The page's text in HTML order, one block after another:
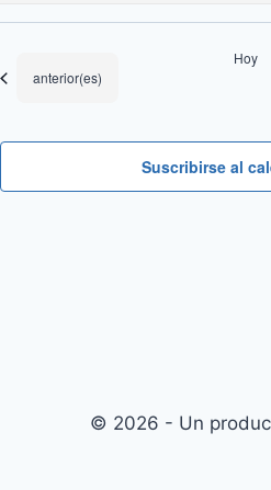
fecha.
Eventos
anterior(es)
Hoy
Suscribirse al
© 2026 - Un